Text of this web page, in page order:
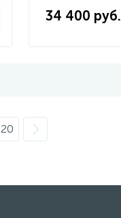
34 400 руб.
20